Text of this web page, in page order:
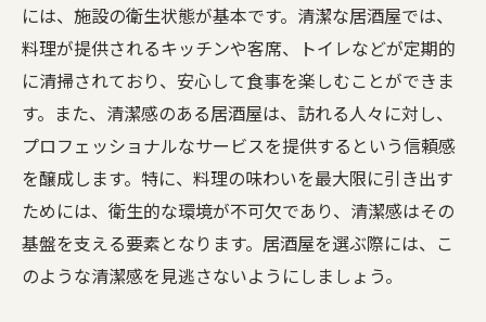
には、施設の衛生状態が基本です。清潔な居酒屋では、
料理が提供されるキッチンや客席、トイレなどが定期的
に清掃されており、安心して食事を楽しむことができま
す。また、清潔感のある居酒屋は、訪れる人々に対し、
プロフェッショナルなサービスを提供するという信頼感
を醸成します。特に、料理の味わいを最大限に引き出す
ためには、衛生的な環境が不可欠であり、清潔感はその
基盤を支える要素となります。居酒屋を選ぶ際には、こ
のような清潔感を見逃さないようにしましょう。